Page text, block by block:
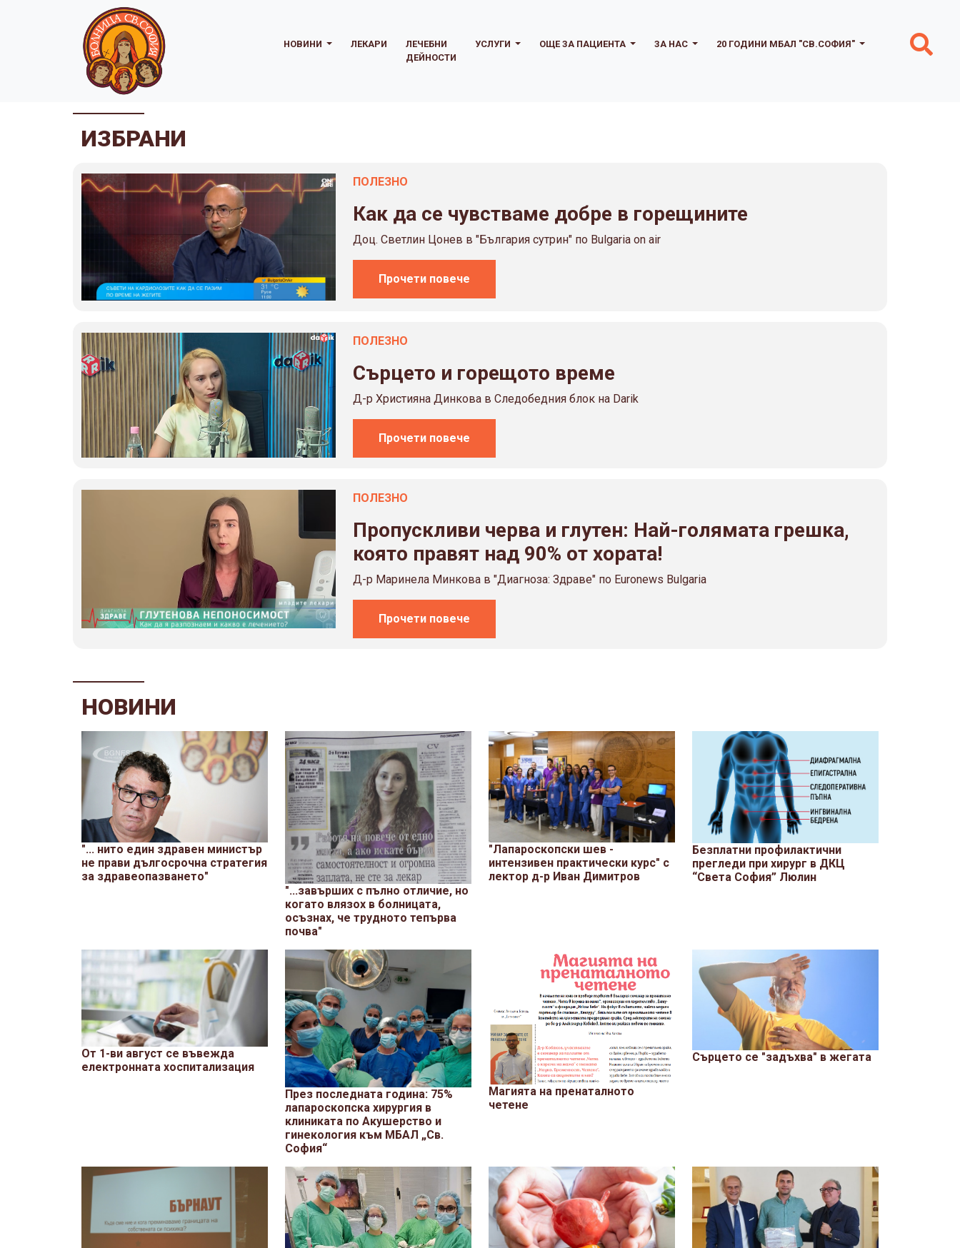
НОВИНИ ЛЕКАРИ
ЛЕЧЕБНИ
ДЕЙНОСТИ
УСЛУГИ ОЩЕ ЗА ПАЦИЕНТА ЗА НАС 20 ГОДИНИ МБАЛ "СВ.СОФИЯ"
ИЗБРАНИ
ПОЛЕЗНO
Как да се чувстваме добре в горещините
Доц. Светлин Цонев в "България сутрин" по Bulgaria on air
Прочети повече
ПОЛЕЗНO
Сърцето и горещото време
Д-р Християна Динкова в Следобедния блок на Darik
Прочети повече
ПОЛЕЗНO
Пропускливи черва и глутен: Най-голямата грешка,
която правят над 90% от хората!
Д-р Маринела Минкова в "Диагноза: Здраве" по Euronews Bulgaria
Прочети повече
НОВИНИ
"... нито един здравен министър
не прави дългосрочна стратегия
за здравеопазването"
"...завърших с пълно отличие, но
когато влязох в болницата,
осъзнах, че трудното тепърва
почва"
"Лапароскопски шев -
интензивен практически курс" с
лектор д-р Иван Димитров
Безплатни профилактични
прегледи при хирург в ДКЦ
“Света София” Люлин
От 1-ви август се въвежда
електронната хоспитализация
През последната година: 75%
лапароскопска хирургия в
клиниката по Акушерство и
гинекология към МБАЛ „Св.
София“
Магията на пренаталното
четене
Сърцето се "задъхва" в жегата